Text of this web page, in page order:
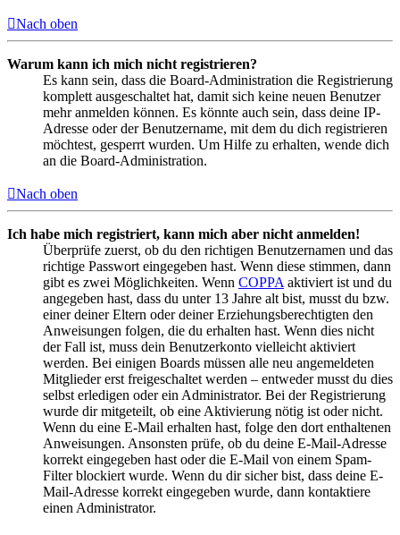
Nach oben
Warum kann ich mich nicht registrieren?
Es kann sein, dass die Board-Administration die Registrierung
komplett ausgeschaltet hat, damit sich keine neuen Benutzer
mehr anmelden können. Es könnte auch sein, dass deine IP-
Adresse oder der Benutzername, mit dem du dich registrieren
möchtest, gesperrt wurden. Um Hilfe zu erhalten, wende dich
an die Board-Administration.
Nach oben
Ich habe mich registriert, kann mich aber nicht anmelden!
Überprüfe zuerst, ob du den richtigen Benutzernamen und das
richtige Passwort eingegeben hast. Wenn diese stimmen, dann
gibt es zwei Möglichkeiten. Wenn COPPA aktiviert ist und du
angegeben hast, dass du unter 13 Jahre alt bist, musst du bzw.
einer deiner Eltern oder deiner Erziehungsberechtigten den
Anweisungen folgen, die du erhalten hast. Wenn dies nicht
der Fall ist, muss dein Benutzerkonto vielleicht aktiviert
werden. Bei einigen Boards müssen alle neu angemeldeten
Mitglieder erst freigeschaltet werden – entweder musst du dies
selbst erledigen oder ein Administrator. Bei der Registrierung
wurde dir mitgeteilt, ob eine Aktivierung nötig ist oder nicht.
Wenn du eine E-Mail erhalten hast, folge den dort enthaltenen
Anweisungen. Ansonsten prüfe, ob du deine E-Mail-Adresse
korrekt eingegeben hast oder die E-Mail von einem Spam-
Filter blockiert wurde. Wenn du dir sicher bist, dass deine E-
Mail-Adresse korrekt eingegeben wurde, dann kontaktiere
einen Administrator.